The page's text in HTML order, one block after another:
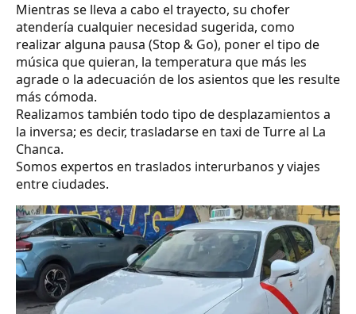
Mientras se lleva a cabo el trayecto, su chofer
atendería cualquier necesidad sugerida, como
realizar alguna pausa (Stop & Go), poner el tipo de
música que quieran, la temperatura que más les
agrade o la adecuación de los asientos que les resulte
más cómoda.
Realizamos también todo tipo de desplazamientos a
la inversa; es decir, trasladarse en taxi de Turre al La
Chanca.
Somos expertos en traslados interurbanos y viajes
entre ciudades.